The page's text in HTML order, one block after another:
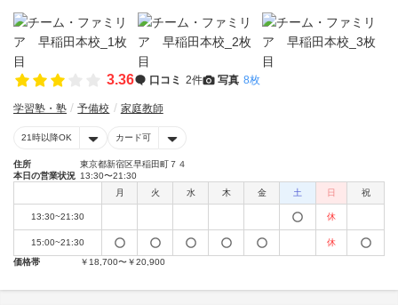
3.36 口コミ 2件 写真 8枚
学習塾・塾 予備校 家庭教師
21時以降OK カード可
住所
東京都新宿区早稲田町７４
本日の営業状況 13:30〜21:30
月
火 水 木 金 土 日 祝
13:30~21:30 休
15:00~21:30
休
価格帯
￥18,700〜￥20,900